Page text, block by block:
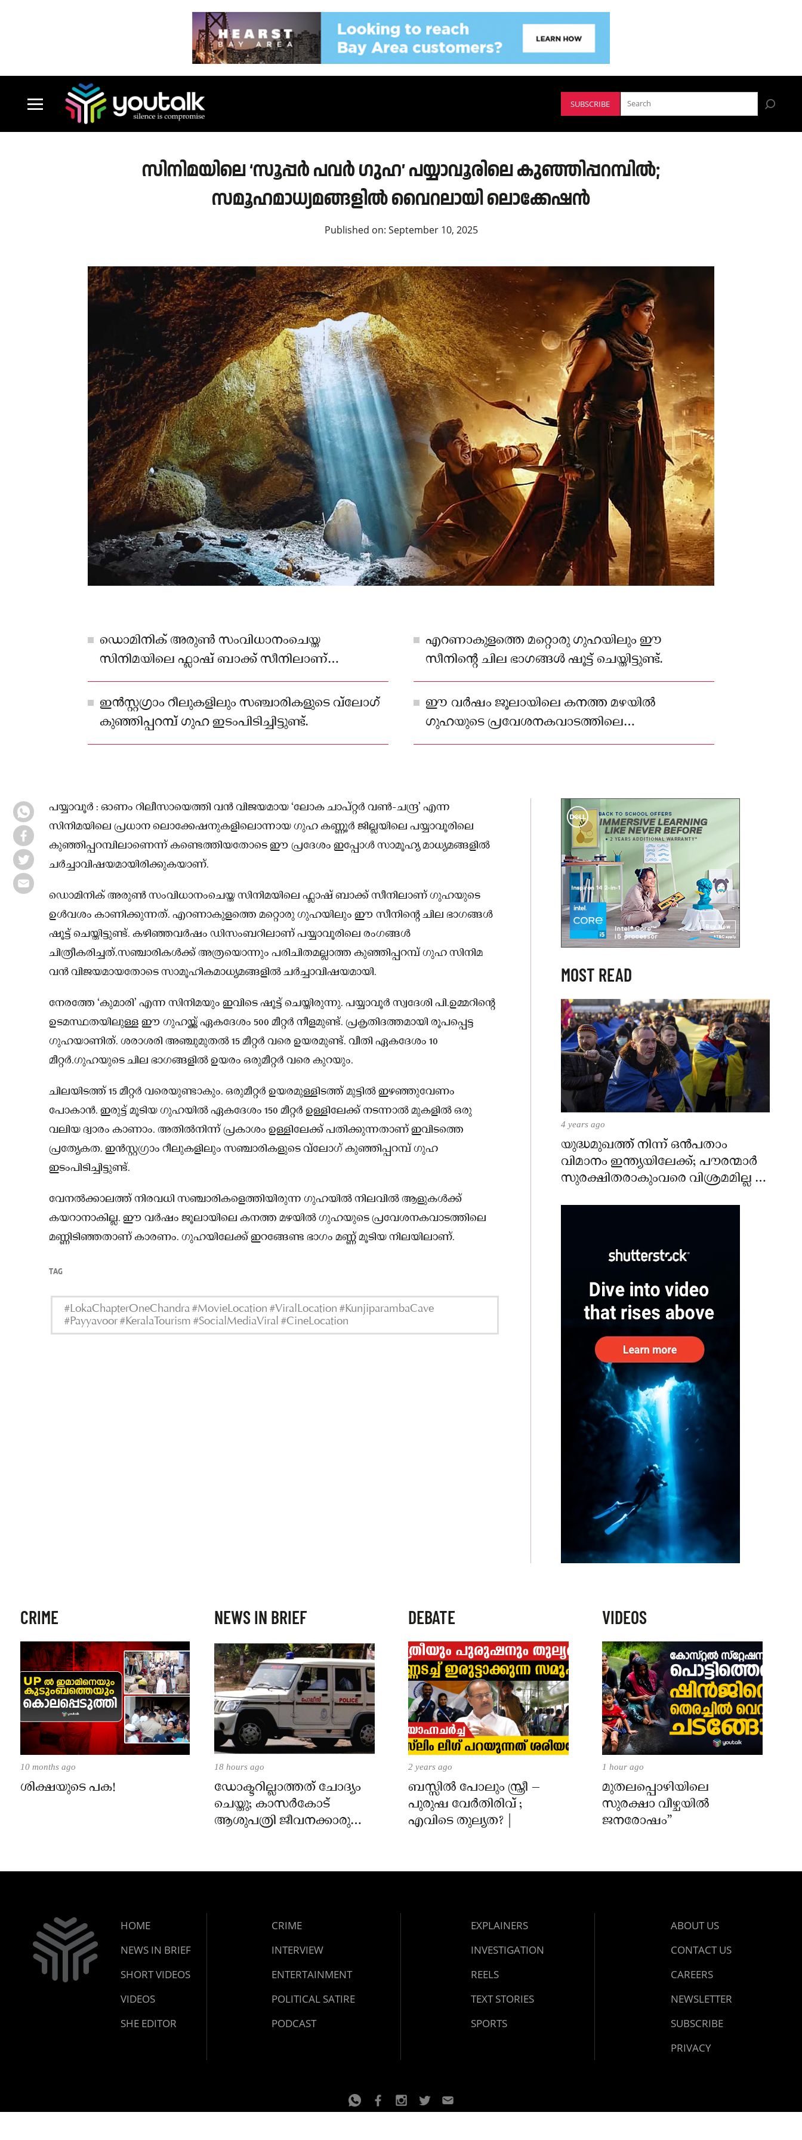
SUBSCRIBE
സിനിമയിലെ ‘സൂപ്പർ പവർ ഗുഹ’ പയ്യാവൂരിലെ കുഞ്ഞിപ്പറമ്പിൽ;
സമൂഹമാധ്യമങ്ങളിൽ വൈറലായി ലൊക്കേഷൻ
Published on: September 10, 2025
ഡൊമിനിക് അരുണ്‍ സംവിധാനംചെയ്ത
സിനിമയിലെ ഫ്ലാഷ് ബാക്ക് സീനിലാണ്
ഗുഹയുടെ ഉള്‍വശം കാണിക്കുന്നത്.
എറണാകുളത്തെ മറ്റൊരു ഗുഹയിലും ഈ
സീനിന്റെ ചില ഭാഗങ്ങള്‍ ഷൂട്ട് ചെയ്തിട്ടുണ്ട്.
ഇൻസ്റ്റഗ്രാം റീലുകളിലും സഞ്ചാരികളുടെ വ്ലോഗ്
കുഞ്ഞിപ്പറമ്പ് ഗുഹ ഇടംപിടിച്ചിട്ടുണ്ട്.
ഈ വർഷം ജൂലായിലെ കനത്ത മഴയില്‍
ഗുഹയുടെ പ്രവേശനകവാടത്തിലെ
മണ്ണിടിഞ്ഞതാണ്‌ കാരണം.
പയ്യാവൂർ : ഓണം റിലീസായെത്തി വൻ വിജയമായ ‘ലോക ചാപ്റ്റർ വൺ-ചന്ദ്ര’ എന്ന
സിനിമയിലെ പ്രധാന ലൊക്കേഷനുകളിലൊന്നായ ഗുഹ കണ്ണൂർ ജില്ലയിലെ പയ്യാവൂരിലെ
കുഞ്ഞിപ്പറമ്പിലാണെന്ന് കണ്ടെത്തിയതോടെ ഈ പ്രദേശം ഇപ്പോൾ സാമൂഹ്യ മാധ്യമങ്ങളിൽ
ചർച്ചാവിഷയമായിരിക്കുകയാണ്.
ഡൊമിനിക് അരുണ്‍ സംവിധാനംചെയ്ത സിനിമയിലെ ഫ്ലാഷ് ബാക്ക് സീനിലാണ് ഗുഹയുടെ
ഉള്‍വശം കാണിക്കുന്നത്. എറണാകുളത്തെ മറ്റൊരു ഗുഹയിലും ഈ സീനിന്റെ ചില ഭാഗങ്ങള്‍
ഷൂട്ട് ചെയ്തിട്ടുണ്ട്. കഴിഞ്ഞവർഷം ഡിസംബറിലാണ് പയ്യാവൂരിലെ രംഗങ്ങള്‍
ചിത്രീകരിച്ചത്.സഞ്ചാരികള്‍ക്ക് അത്രയൊന്നും പരിചിതമല്ലാത്ത കുഞ്ഞിപ്പറമ്പ് ഗുഹ സിനിമ
വൻ വിജയമായതോടെ സാമൂഹികമാധ്യമങ്ങളില്‍ ചർച്ചാവിഷയമായി.
നേരത്തേ ‘കുമാരി’ എന്ന സിനിമയും ഇവിടെ ഷൂട്ട് ചെയ്തിരുന്നു. പയ്യാവൂർ സ്വദേശി പി.ഉമ്മറിന്റെ
ഉടമസ്ഥതയിലുള്ള ഈ ഗുഹയ്ക്ക് ഏകദേശം 500 മീറ്റർ നീളമുണ്ട്. പ്രകൃതിദത്തമായി രൂപപ്പെട്ട
ഗുഹയാണിത്. ശരാശരി അഞ്ചുമുതല്‍ 15 മീറ്റർ വരെ ഉയരമുണ്ട്‌. വീതി ഏകദേശം 10
മീറ്റർ.ഗുഹയുടെ ചില ഭാഗങ്ങളില്‍ ഉയരം ഒരുമീറ്റർ വരെ കുറയും.
ചിലയിടത്ത് 15 മീറ്റർ വരെയുണ്ടാകും. ഒരുമീറ്റർ ഉയരമുള്ളിടത്ത് മുട്ടില്‍ ഇഴഞ്ഞുവേണം
പോകാൻ. ഇരുട്ട് മൂടിയ ഗുഹയില്‍ ഏകദേശം 150 മീറ്റർ ഉള്ളിലേക്ക്‌ നടന്നാല്‍ മുകളില്‍ ഒരു
വലിയ ദ്വാരം കാണാം. അതില്‍നിന്ന്‌ പ്രകാശം ഉള്ളിലേക്ക്‌ പതിക്കുന്നതാണ് ഇവിടത്തെ
പ്രത്യേകത. ഇൻസ്റ്റഗ്രാം റീലുകളിലും സഞ്ചാരികളുടെ വ്ലോഗ് കുഞ്ഞിപ്പറമ്പ് ഗുഹ
ഇടംപിടിച്ചിട്ടുണ്ട്.
വേനല്‍ക്കാലത്ത് നിരവധി സഞ്ചാരികളെത്തിയിരുന്ന ഗുഹയില്‍ നിലവില്‍ ആളുകള്‍ക്ക്
കയറാനാകില്ല. ഈ വർഷം ജൂലായിലെ കനത്ത മഴയില്‍ ഗുഹയുടെ പ്രവേശനകവാടത്തിലെ
മണ്ണിടിഞ്ഞതാണ്‌ കാരണം. ഗുഹയിലേക്ക് ഇറങ്ങേണ്ട ഭാഗം മണ്ണ് മൂടിയ നിലയിലാണ്.
TAG
#LokaChapterOneChandra #MovieLocation #ViralLocation #KunjiparambaCave
#Payyavoor #KeralaTourism #SocialMediaViral #CineLocation
MOST READ
4 years ago
യുദ്ധമുഖത്ത് നിന്ന് ഒൻപതാം
വിമാനം ഇന്ത്യയിലേക്ക്; പൗരന്മാർ
സുരക്ഷിതരാകുംവരെ വിശ്രമമില്ല –
CRIME
10 months ago
ശിക്ഷയുടെ പക!
NEWS IN BRIEF
18 hours ago
ഡോക്ടറില്ലാത്തത് ചോദ്യം
ചെയ്തു; കാസർകോട്
ആശുപത്രി ജീവനക്കാരുടെ
DEBATE
2 years ago
ബസ്സിൽ പോലും സ്ത്രീ –
പുരുഷ വേർതിരിവ് ;
എവിടെ തുല്യത? |
VIDEOS
1 hour ago
മുതലപ്പൊഴിയിലെ
സുരക്ഷാ വീഴ്ചയിൽ
ജനരോഷം”
HOME
NEWS IN BRIEF
SHORT VIDEOS
VIDEOS
SHE EDITOR
CRIME
INTERVIEW
ENTERTAINMENT
POLITICAL SATIRE
PODCAST
EXPLAINERS
INVESTIGATION
REELS
TEXT STORIES
SPORTS
ABOUT US
CONTACT US
CAREERS
NEWSLETTER
SUBSCRIBE
PRIVACY